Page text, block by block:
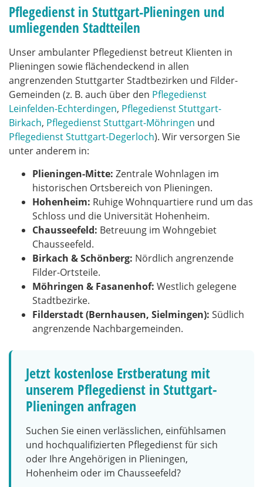
Pflegedienst in Stuttgart-Plieningen und
umliegenden Stadtteilen
Unser ambulanter Pflegedienst betreut Klienten in
Plieningen sowie flächendeckend in allen
angrenzenden Stuttgarter Stadtbezirken und Filder-
Gemeinden (z. B. auch über den Pflegedienst
Leinfelden-Echterdingen, Pflegedienst Stuttgart-
Birkach, Pflegedienst Stuttgart-Möhringen und
Pflegedienst Stuttgart-Degerloch). Wir versorgen Sie
unter anderem in:
Plieningen-Mitte: Zentrale Wohnlagen im
historischen Ortsbereich von Plieningen.
Hohenheim: Ruhige Wohnquartiere rund um das
Schloss und die Universität Hohenheim.
Chausseefeld: Betreuung im Wohngebiet
Chausseefeld.
Birkach & Schönberg: Nördlich angrenzende
Filder-Ortsteile.
Möhringen & Fasanenhof: Westlich gelegene
Stadtbezirke.
Filderstadt (Bernhausen, Sielmingen): Südlich
angrenzende Nachbargemeinden.
Jetzt kostenlose Erstberatung mit
unserem Pflegedienst in Stuttgart-
Plieningen anfragen
Suchen Sie einen verlässlichen, einfühlsamen
und hochqualifizierten Pflegedienst für sich
oder Ihre Angehörigen in Plieningen,
Hohenheim oder im Chausseefeld?